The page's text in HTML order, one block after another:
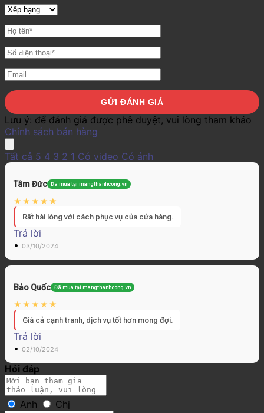
Lưu ý: để đánh giá được phê duyệt, vui lòng tham khảo
Chính sách bán hàng
Tất cả 5 4 3 2 1 Có video Có ảnh
Tâm Đức Đã mua tại mangthanhcong.vn
Rất hài lòng với cách phục vụ của cửa hàng.
Trả lời
• 03/10/2024
Bảo Quốc Đã mua tại mangthanhcong.vn
Giá cả cạnh tranh, dịch vụ tốt hơn mong đợi.
Trả lời
• 02/10/2024
Hỏi đáp
Anh Chị